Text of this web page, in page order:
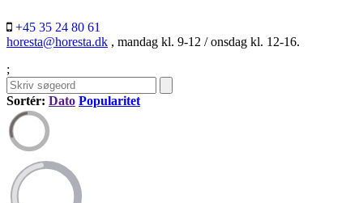
+45 35 24 80 61
horesta@horesta.dk , mandag kl. 9-12 / onsdag kl. 12-16.
;
Sortér: Dato Popularitet